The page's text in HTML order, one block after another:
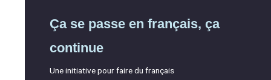
Ça se passe en français, ça
continue
Une initiative pour faire du français